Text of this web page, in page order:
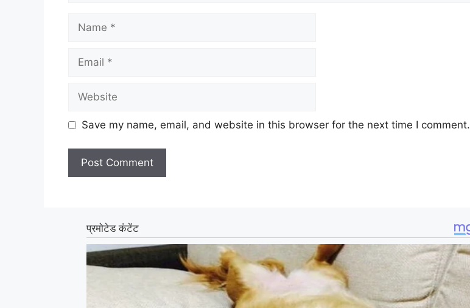
Name
Email
Website
Save my name, email, and website in this browser for the next time I comment.